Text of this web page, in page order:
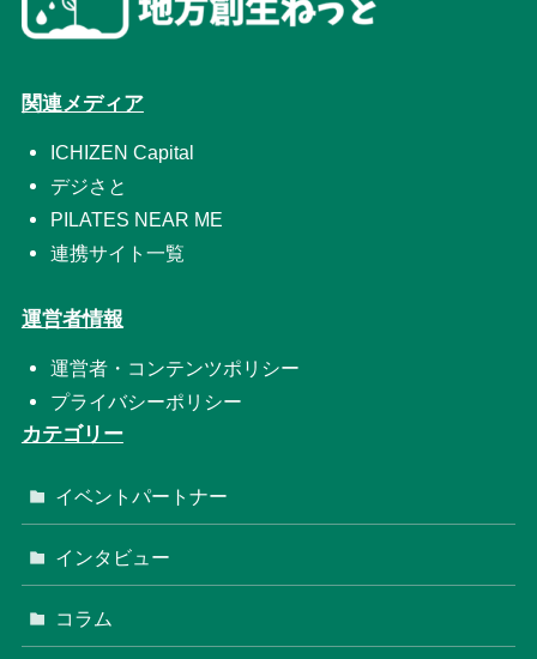
関連メディア
ICHIZEN Capital
デジさと
PILATES NEAR ME
連携サイト一覧
運営者情報
運営者・コンテンツポリシー
プライバシーポリシー
カテゴリー
イベントパートナー
インタビュー
コラム